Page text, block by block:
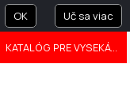
OK Uč sa viac
KATALÓG PRE VYSEKÁVANIE